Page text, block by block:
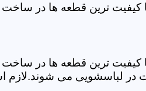
کیفیت ترین قطعه ها در
کیفیت ترین قطعه ها در
لباسشویی می شوند.لازم